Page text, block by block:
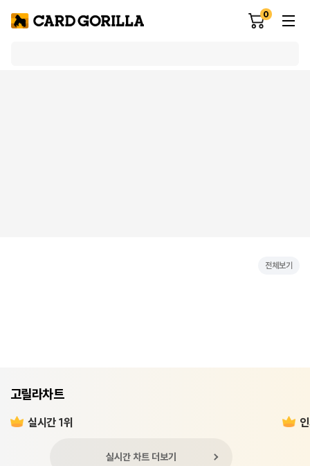
0
전체보기
고릴라차트
실시간 1위
실시간 차트 더보기